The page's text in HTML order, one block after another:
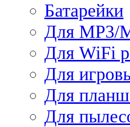
Батарейки
Для MP3/
Для WiFi
Для
Для
Для